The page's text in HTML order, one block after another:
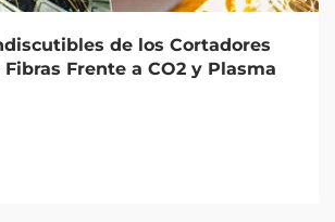
de los Cortadores
Frente a CO2 y Plasma